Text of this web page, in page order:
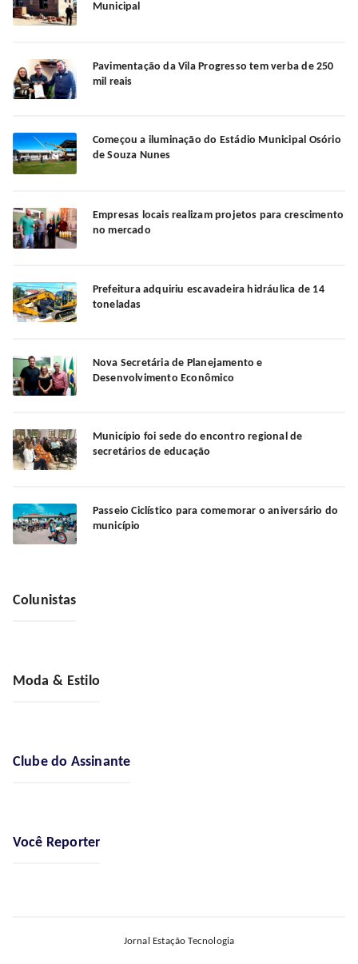
Municipal
Pavimentação da Vila Progresso tem verba de 250
mil reais
Começou a iluminação do Estádio Municipal Osório
de Souza Nunes
Empresas locais realizam projetos para crescimento
no mercado
Prefeitura adquiriu escavadeira hidráulica de 14
toneladas
Nova Secretária de Planejamento e
Desenvolvimento Econômico
Município foi sede do encontro regional de
secretários de educação
Passeio Ciclístico para comemorar o aniversário do
município
Colunistas
Moda & Estilo
Clube do Assinante
Você Reporter
Jornal Estação Tecnologia